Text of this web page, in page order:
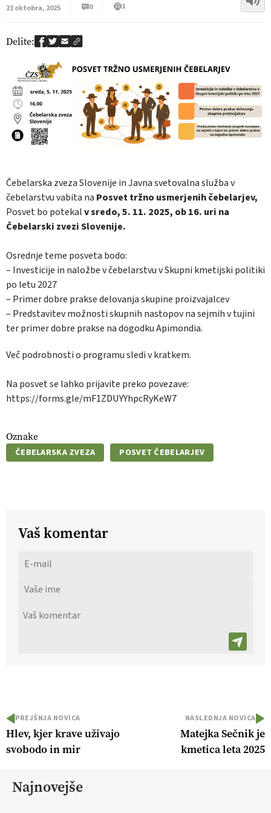
21 oktobra, 2025
0 1
Delite:
Čebelarska zveza Slovenije in Javna svetovalna služba v
čebelarstvu vabita na Posvet tržno usmerjenih čebelarjev,
Posvet bo potekalv sredo, 5. 11. 2025, ob 16. uri na
Čebelarski zvezi Slovenije.
Osrednje teme posveta bodo:
– Investicije in naložbe v čebelarstvu v Skupni kmetijski politiki
po letu 2027
– Primer dobre prakse delovanja skupine proizvajalcev
– Predstavitev možnosti skupnih nastopov na sejmih v tujini
ter primer dobre prakse na dogodku Apimondia.
Več podrobnosti o programu sledi v kratkem.
Na posvet se lahko prijavite preko povezave:
https://forms.gle/mF1ZDUYYhpcRyKeW7
Oznake
ČEBELARSKA ZVEZA POSVET ČEBELARJEV
Vaš komentar
PREJŠNJA NOVICA
Hlev, kjer krave uživajo
svobodo in mir
NASLEDNJA NOVICA
Matejka Sečnik je
kmetica leta 2025
Najnovejše